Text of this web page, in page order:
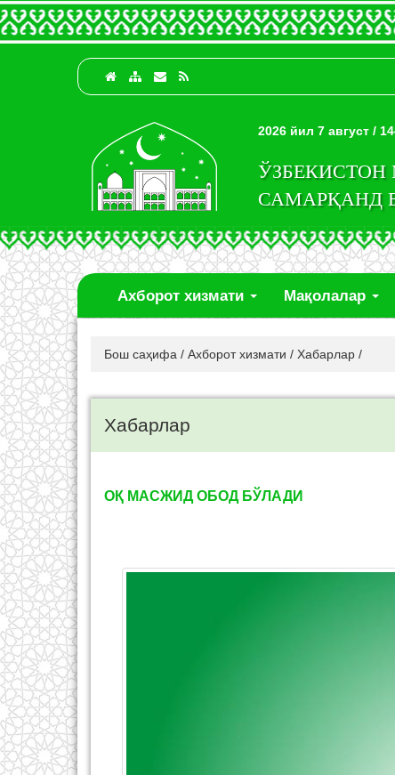
2026 йил 7 август /
САМАРҚАНД
Ахборот хизмати Мақолалар
Бош саҳифа / Ахборот хизмати / Хабарлар /
Хабарлар
ОҚ МАСЖИД ОБОД БЎЛАДИ